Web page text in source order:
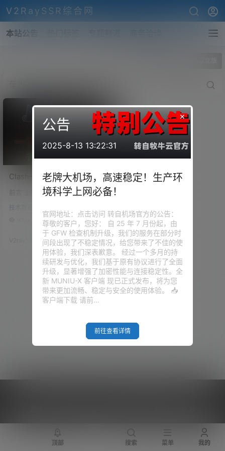
V2RaySSR综合网
本站公告
Clash一键生成强大的分流规
则，支持自建后端订阅转
换。自己汉化Clash for
Windows，支持
Win/MacOS平台
前言 上期视频为大家分享了基本
伙伴还是云里雾里，就算是懂得
也觉得很是不方便。所以今天为
大家分享Clash的一键订阅。 还
有很多小伙伴需要汉化版的 Clas
h。其实网上也是很多 Clash 的
汉化版，但是有些人觉得科学上
网的工具还是开源的好，经过人
家汉化的版本不晓得人家加了什
么东西。。。好吧。。。既然是
这样，不嫌麻烦，不如自己汉
化。 本博客视频教程：点击播放
0
V2raySSR综合网 20年7月9日
×
公告
2025-8-13 13:22:31
老牌大机场，高速稳定！生产环
境科学上网必备！
官网地址：点击访问 转自机场官方的公告：
尊敬的客户，您好： 自 25 年 7 月份起，由
于 GFW 检查机制升级，我们的服务在部分时
间段出现了不稳定情况，给您带来了不佳的使
用体验，我们深表歉意。 经过一个多月的持
续研发与优化，我们基于原有协议进行了全面
升级，显著增强了加密性能与连接稳定性。全
新 MUNIU-X 客户端 现已正式发布，将为您
带来更加流畅、稳定与安全的使用体验。 📥
客户端下载 请前…
前往查看详情
顶部 搜索 菜单 我的